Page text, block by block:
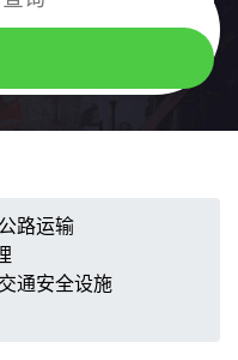
公路运输
通安全设施